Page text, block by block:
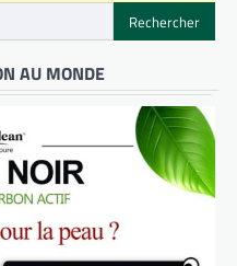
AU MONDE